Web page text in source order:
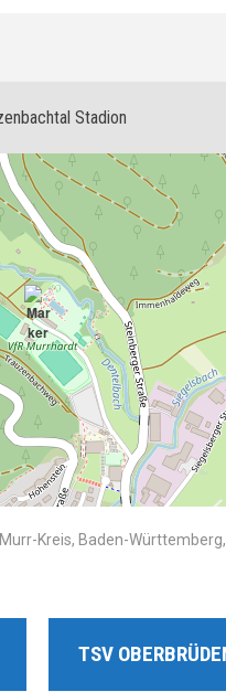
Stadion
Kreis, Baden-
TSV